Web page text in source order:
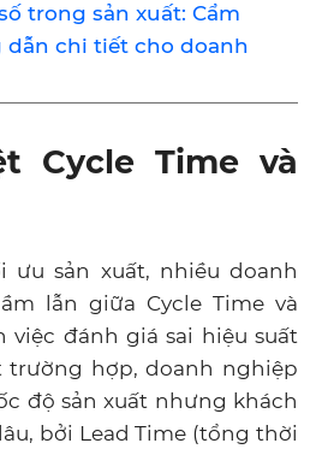
trong sản xuất: Cẩm
dẫn chi tiết cho doanh
Cycle Time và
ưu sản xuất, nhiều doanh
lẫn giữa Cycle Time và
việc đánh giá sai hiệu suất
trường hợp, doanh nghiệp
độ sản xuất nhưng khách
bởi Lead Time (tổng thời